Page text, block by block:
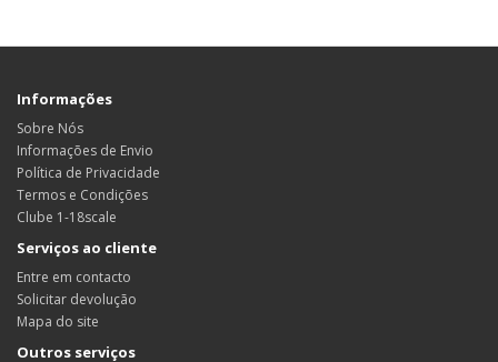
Informações
Sobre Nós
Informações de Envio
Política de Privacidade
Termos e Condições
Clube 1-18scale
Serviços ao cliente
Entre em contacto
Solicitar devolução
Mapa do site
Outros serviços